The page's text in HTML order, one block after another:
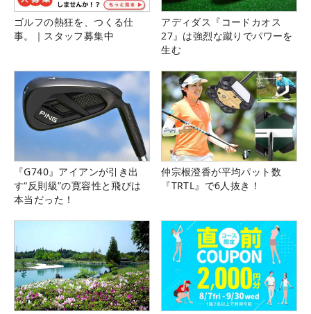
ゴルフの熱狂を、つくる仕
事。｜スタッフ募集中
アディダス『コードカオス
27』は強烈な蹴りでパワーを
生む
『G740』アイアンが引き出
す“反則級”の寛容性と飛びは
本当だった！
仲宗根澄香が平均パット数
『TRTL』で6人抜き！